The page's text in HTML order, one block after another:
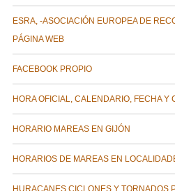
ESRA, -ASOCIACIÓN EUROPEA DE
PÁGINA WEB
FACEBOOK PROPIO
HORA OFICIAL, CALENDARIO, FECHA Y
HORARIO MAREAS EN GIJÓN
HORARIOS DE MAREAS EN
HURACANES CICLONES Y TORNADOS